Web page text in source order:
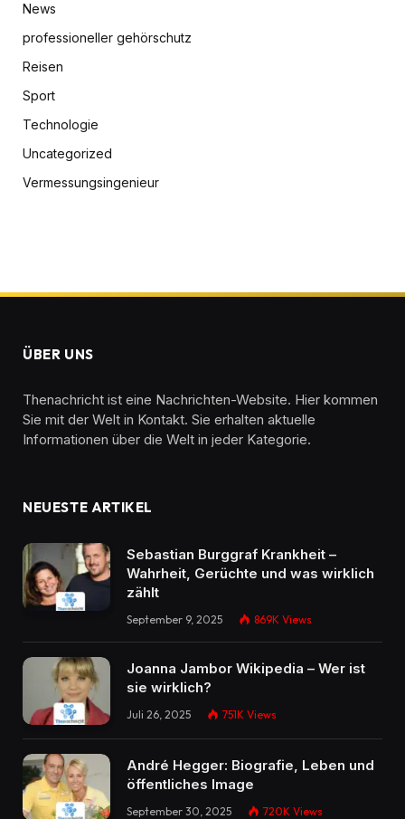
News
professioneller gehörschutz
Reisen
Sport
Technologie
Uncategorized
Vermessungsingenieur
ÜBER UNS
Thenachricht ist eine Nachrichten-Website. Hier kommen
Sie mit der Welt in Kontakt. Sie erhalten aktuelle
Informationen über die Welt in jeder Kategorie.
NEUESTE ARTIKEL
Sebastian Burggraf Krankheit –
Wahrheit, Gerüchte und was wirklich
zählt
September 9, 2025 869K Views
Joanna Jambor Wikipedia – Wer ist
sie wirklich?
Juli 26, 2025 751K Views
André Hegger: Biografie, Leben und
öffentliches Image
September 30, 2025 720K Views